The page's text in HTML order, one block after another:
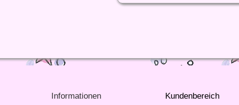
Informationen Kundenbereich